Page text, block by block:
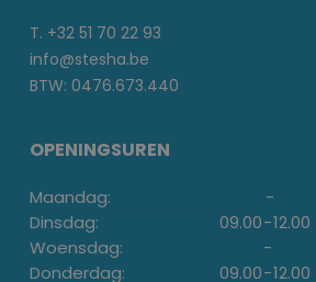
T. +32 51 70 22 93
info@stesha.be
BTW: 0476.673.440
OPENINGSUREN
Maandag: -
Dinsdag:
09.00-12.00
Woensdag:
-
Donderdag:
09.00-12.00